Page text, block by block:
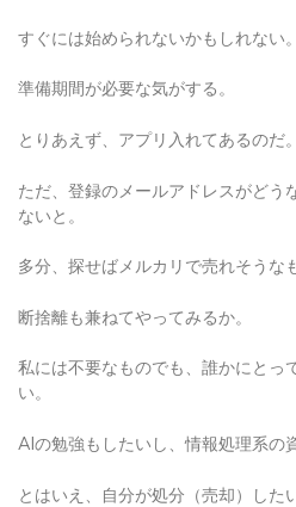
すぐには始められないかもしれない。
準備期間が必要な気がする。
とりあえず、アプリ入れてあるのだ。
ただ、登録のメールアドレスがどう
ないと。
多分、探せばメルカリで売れそうな
断捨離も兼ねてやってみるか。
私には不要なものでも、誰かにとっ
い。
AIの勉強もしたいし、情報処理系の
とはいえ、自分が処分（売却）した